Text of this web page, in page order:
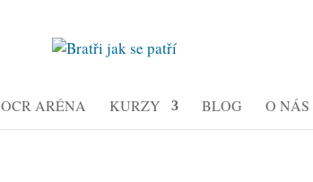
OCR ARÉNA KURZY BLOG O NÁS